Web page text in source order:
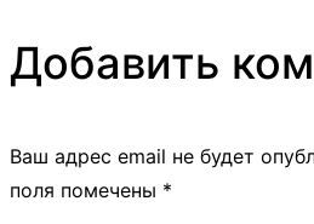
Добавить
Ваш адрес email не будет
поля помечены *